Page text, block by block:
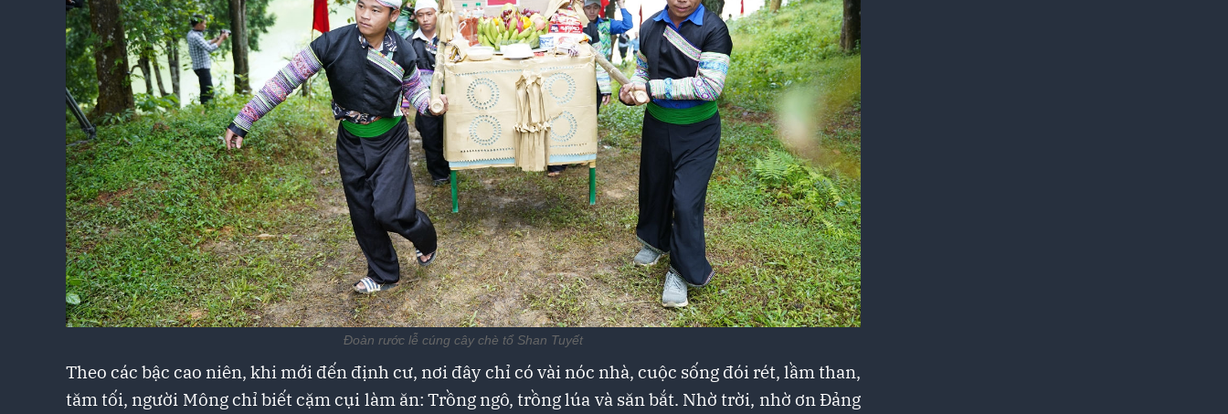
Đoàn rước lễ cúng cây chè tổ Shan Tuyết
Theo các bậc cao niên, khi mới đến định cư, nơi đây chỉ có vài nóc nhà, cuộc sống đói rét, lầm than,
tăm tối, người Mông chỉ biết cặm cụi làm ăn: Trồng ngô, trồng lúa và săn bắt. Nhờ trời, nhờ ơn Đảng